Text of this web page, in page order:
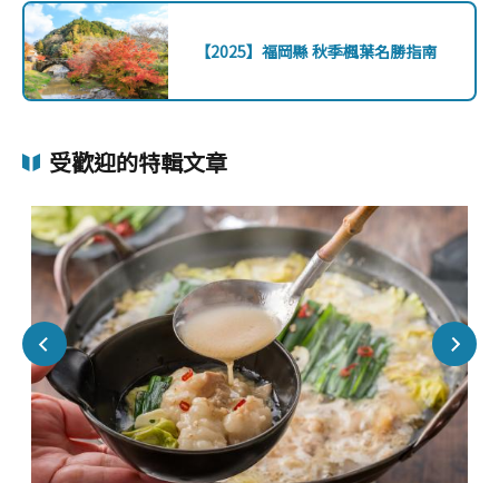
【2025】福岡縣 秋季楓葉名勝指南
受歡迎的特輯文章